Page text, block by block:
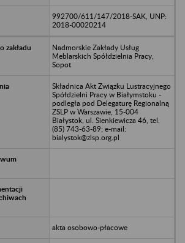
992700/611/147/2018-SAK, UNP:
2018-00020214
Nadmorskie Zakłady Usług
Meblarskich Spółdzielnia Pracy,
Sopot
Składnica Akt Związku Lustracyjnego
Spółdzielni Pracy w Białymstoku -
podległa pod Delegaturę Regionalną
ZSLP w Warszawie, 15-004
Białystok, ul. Sienkiewicza 46, tel.
(85) 743-63-89; e-mail:
bialystok@zlsp.org.pl
akta osobowo-płacowe